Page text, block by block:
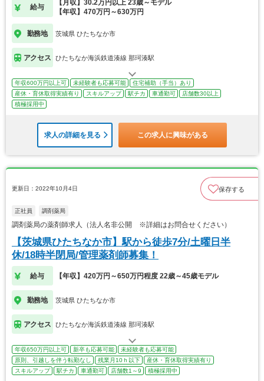
給与
【月収】30.2万円以上 23歳～モデル
【年収】470万円～630万円
勤務地 茨城県 ひたちなか市
アクセス ひたちなか海浜鉄道湊線 那珂湊駅
年収600万円以上可 未経験者も応募可能
住宅補助（手当）あり
産休・育休取得実績有り
スキルアップ 駅チカ 車通勤可
店舗数30以上
積極採用中
求人の詳細を見る この求人に興味がある
更新日：2022年10月4日 保存する
正社員 調剤薬局
調剤薬局の薬剤師求人（法人名非公開 ※詳細はお問合せください）
【茨城県ひたちなか市】駅から徒歩7分/土曜日半
休/18時半閉局/管理薬剤師募集！
給与 【年収】420万円～650万円程度 22歳～45歳モデル
勤務地 茨城県 ひたちなか市
アクセス ひたちなか海浜鉄道湊線 那珂湊駅
年収650万円以上可 新卒も応募可能
未経験者も応募可能
原則、引越しを伴う転勤なし
残業月10ｈ以下
産休・育休取得実績有り
スキルアップ
駅チカ 車通勤可 店舗数1～9 積極採用中